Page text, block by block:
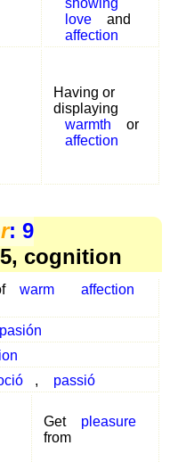
showing
love
and
affection
Having or
displaying
warmth
or
affection
: 9
cognition
warm
affection
pasión
, passió
Get
pleasure
from